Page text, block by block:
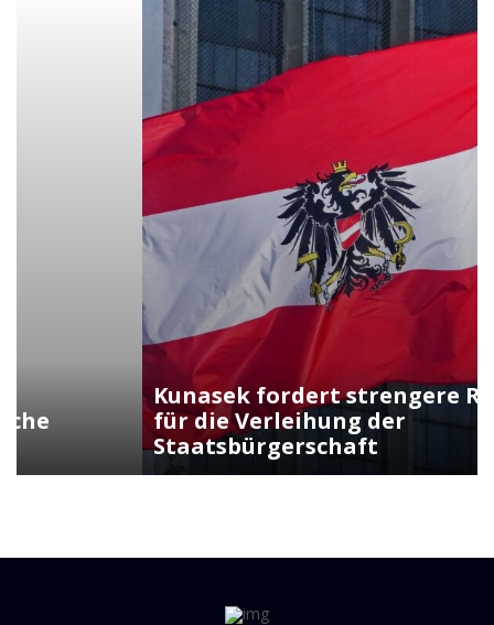
Kunasek fordert strengere Regeln
für die Verleihung der
Staatsbürgerschaft